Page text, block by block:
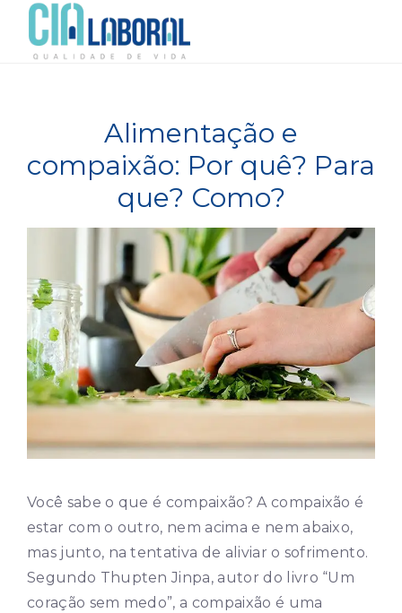
Alimentação e
compaixão: Por quê? Para
que? Como?
Você sabe o que é compaixão? A compaixão é
estar com o outro, nem acima e nem abaixo,
mas junto, na tentativa de aliviar o sofrimento.
Segundo Thupten Jinpa, autor do livro “Um
coração sem medo”, a compaixão é uma